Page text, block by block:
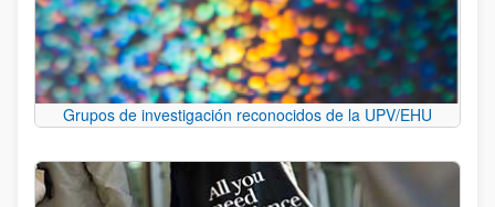
Grupos de investigación reconocidos de la UPV/EHU